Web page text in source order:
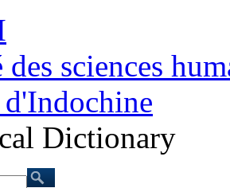
des sciences
Dictionary